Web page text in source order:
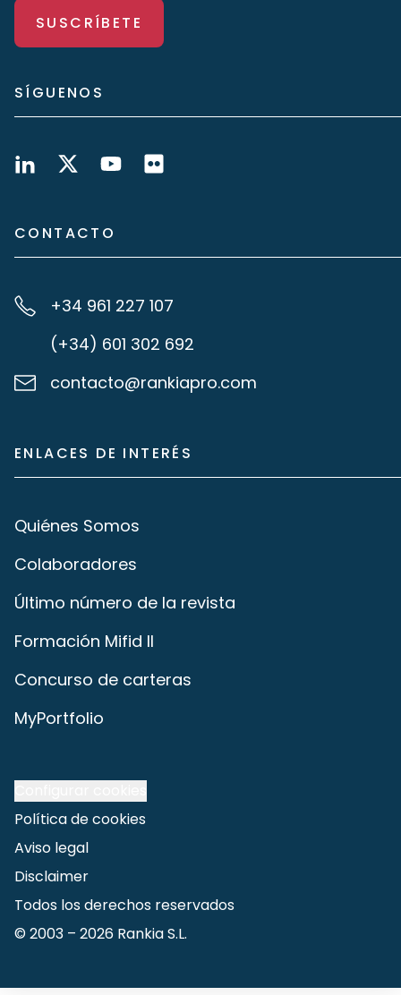
SUSCRÍBETE
SÍGUENOS
CONTACTO
+34 961 227 107
(+34) 601 302 692
contacto@rankiapro.com
ENLACES DE INTERÉS
Quiénes Somos
Colaboradores
Último número de la revista
Formación Mifid II
Concurso de carteras
MyPortfolio
Política de cookies
Aviso legal
Disclaimer
Todos los derechos reservados
© 2003 – 2026 Rankia S.L.